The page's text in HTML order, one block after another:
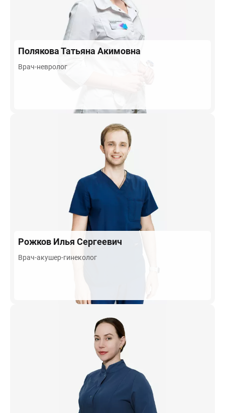
ПоляковаТатьяна Акимовна
Врач-невролог
Рожков Илья Сергеевич
Врач-акушер-гинеколог